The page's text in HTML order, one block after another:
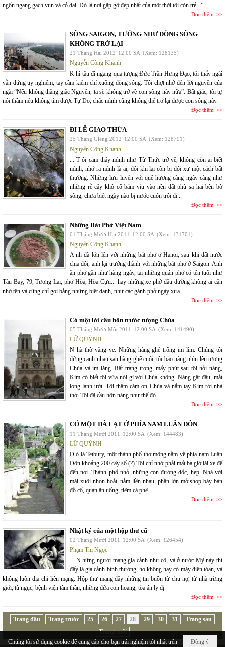
ngổn ngang gạch vụn và cỏ dại. Đó là nơi gặp gỡ đẹp nhất của một thời tôi còn trẻ...”
Đọc thêm
SÔNG SAIGON, TƯỞNG NHƯ DÒNG SÔNG
KHÔNG TRỞ LẠI
21 Tháng Hai 2012 12:00 SA (Xem: 128135)
Nguyễn Công Khanh
K hi tầu đi ngang qua tượng Đức Trần Hưng Đạo, tôi thấy ngài
vẫn đứng uy nghiêm, tay cầm kiếm chỉ xuống dòng sông. Tôi chợt nhớ đến lời nguyền của
ngài “Nếu không thắng giặc Nguyên, ta sẽ không trở về con sông này nữa”. Bất giác, tôi tự
nói thầm nếu không tìm được Tự Do, chắc mình cũng không thể trở lại được con sông này.
Đọc thêm
ĐI LỄ GIAO THỪA
25 Tháng Giêng 2012 12:00 SA (Xem: 128791)
Nguyễn Công Khanh
... T ôi cảm thấy mình như Từ Thức trở về, không còn ai biết
mình, nhớ ra mình là ai, đôi khi lại còn bị đối xử một cách bất
thường. Những lưu luyến với quê hương càng ngày càng như
những rễ cây khô cố bám víu vào nền đất phù sa hai bên bờ
sông, chưa biết ngày nào bị nước cuốn trôi đi...
Đọc thêm
Những Bát Phở Việt Nam
01 Tháng Mười Hai 2011 12:00 SA (Xem: 131701)
Nguyễn Công Khanh
A nh đã lớn lên với những bát phở ở Hanoi, sau khi đất nước
chia đôi, anh lại trưởng thành với những bát phở ở Saigon. Anh
ăn phở gần như hàng ngày, tại những quán phở có tên tuổi như
Tàu Bay, 79, Tương Lai, phở Hòa, Hòa Cựu... hay những xe phở đầu đường không ai cần
nhớ tên và cũng chỉ gọi bằng những biệt danh, như các gánh phở ngày xưa.
Đọc thêm
Có một lời cầu hôn trước tượng Chúa
05 Tháng Mười Một 2011 12:00 SA (Xem: 141490)
LỮ QUỲNH
N hà thờ vắng vẻ. Những hàng ghế trống im lìm. Chúng tôi
đứng cạnh nhau sau hàng ghế cuối, tôi bảo nàng nhìn lên tượng
Chúa và im lặng. Rất trang trọng, mấy phút sau tôi hỏi nàng,
Kim có biết tôi vừa nói gì với Chúa không. Nàng gật đầu, mắt
long lanh ướt. Tôi thầm cám ơn Chúa và nắm tay Kim rời nhà
thờ. Tôi đã cầu hôn nàng như thế đó.
Đọc thêm
CÓ MỘT ĐÀ LẠT Ở PHÍA NAM LUÂN ĐÔN
11 Tháng Mười 2011 12:00 SA (Xem: 144483)
LỮ QUỲNH
Đ ó là Tetbury, một thành phố thơ mộng nằm về phía nam Luân
Đôn khoảng 200 cây số (?).Tôi chỉ nhớ phải mất ba giờ lái xe để
đến nơi. Thành phố nhỏ, những con đường dốc, hẹp. Nhà với
mái xuôi nhọn hoắt, nằm liền nhau, phần lớn mở shop bày bán
đồ cổ, quán ăn uống, tiệm cà phê.
Đọc thêm
Nhật ký của một hộp thư cũ
02 Tháng Mười 2011 12:00 SA (Xem: 126454)
Phạm Thị Ngọc
... N hững người mang gia cảnh như cô, và ở nước Mỹ này thì
đấy là gia cảnh bình thường, họ không hay có máy điện tóan, và
không luôn địa chỉ liên mạng. Hộp thư mang đầy những tin buồn từ chủ nợ, từ nhà trừng
giới, tù ngục, bệnh viện tâm thần, những đứa con hoang, tòa án ly dị.
Đọc thêm
Trang đầu Trang trước 25 26 27 28 29 30 31
Trang sau
Trang cuối
Đồng ý
Chúng tôi sử dụng cookie để cung cấp cho bạn trải nghiệm tốt nhất trên